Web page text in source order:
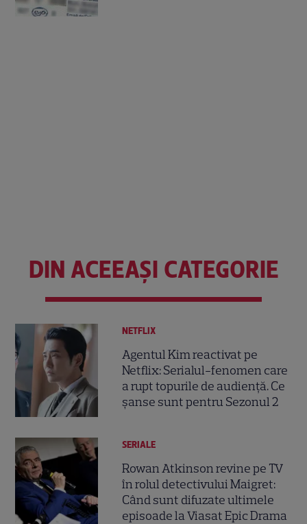
DIN ACEEAȘI CATEGORIE
NETFLIX
Agentul Kim reactivat pe
Netflix: Serialul-fenomen care
a rupt topurile de audiență. Ce
șanse sunt pentru Sezonul 2
SERIALE
Rowan Atkinson revine pe TV
în rolul detectivului Maigret:
Când sunt difuzate ultimele
episoade la Viasat Epic Drama